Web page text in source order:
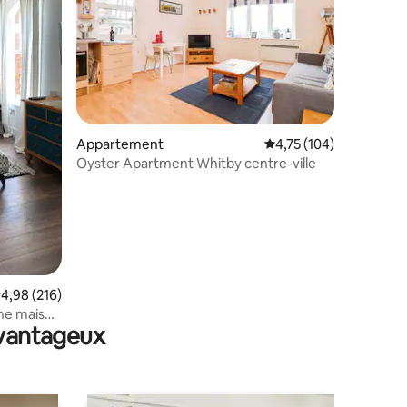
: 4,96 sur 5
moyenne sur la base de 216 commentaires : 4,98 sur 5
4,98 (216)
maison
Appartement Évaluation moyenne
4,75 (104)
Oyster Apartment Whitby centre-ville